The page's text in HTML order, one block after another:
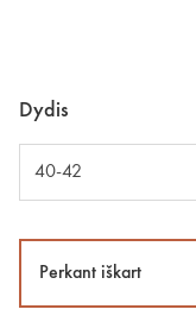
Dydis
40-42
Perkant iškart